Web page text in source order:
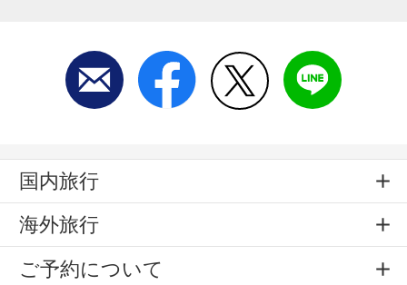
国内旅行
海外旅行
ご予約について